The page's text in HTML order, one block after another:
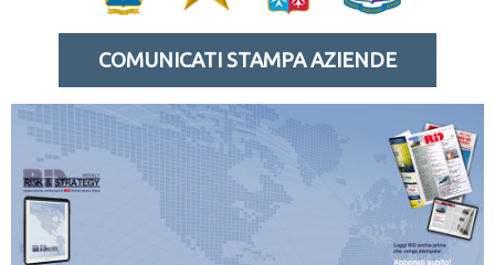
COMUNICATI STAMPA AZIENDE